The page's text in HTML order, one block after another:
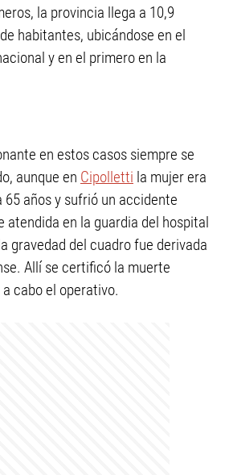
la provincia llega a 10,9
habitantes, ubicándose en el
y en el primero en la
en estos casos siempre se
aunque en Cipolletti la mujer era
65 años y sufrió un accidente
atendida en la guardia del hospital
gravedad del cuadro fue derivada
Allí se certificó la muerte
cabo el operativo.